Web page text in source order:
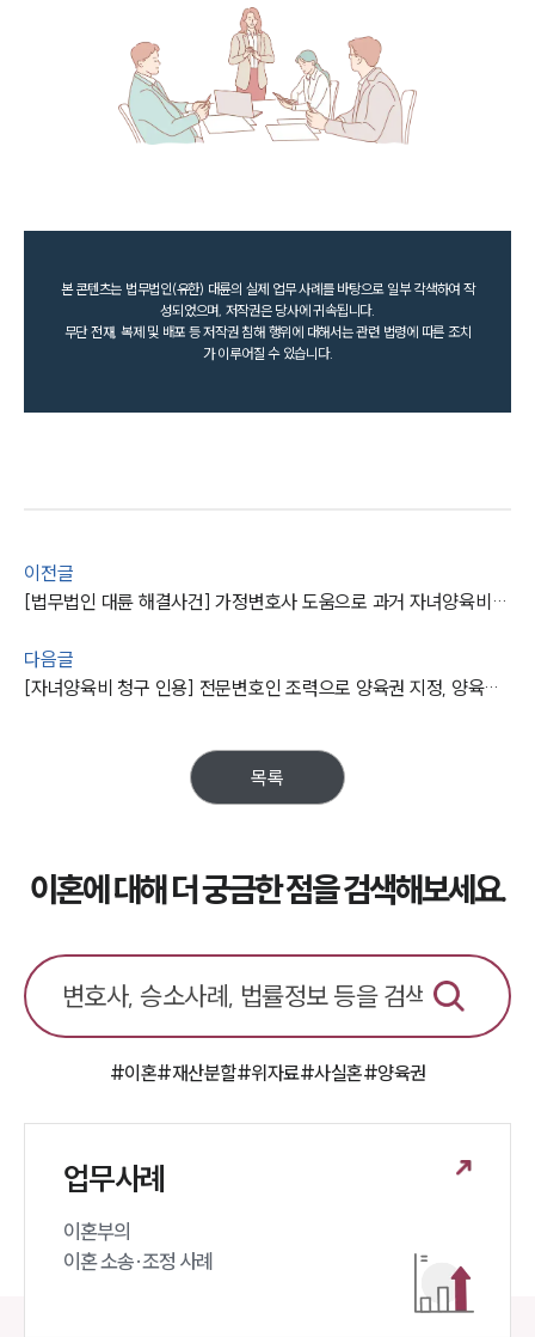
본 콘텐츠는 법무법인(유한) 대륜의 실제 업무 사례를 바탕으로 일부 각색하여 작
성되었으며, 저작권은 당사에 귀속됩니다.
무단 전재, 복제 및 배포 등 저작권 침해 행위에 대해서는 관련 법령에 따른 조치
가 이루어질 수 있습니다.
이전글
[법무법인 대륜 해결사건] 가정변호사 도움으로 과거 자녀양육비소송 승소
다음글
[자녀양육비 청구 인용] 전문변호인 조력으로 양육권 지정, 양육비도 받아내
목록
이혼에 대해 더 궁금한 점을 검색해보세요.
#이혼#재산분할#위자료#사실혼#양육권
업무사례
이혼부의
이혼 소송·조정 사례